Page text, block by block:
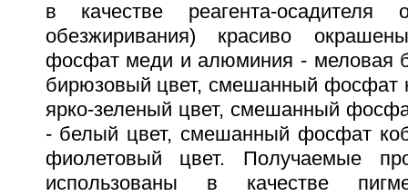
в качестве реагента-осадителя
обезжиривания) красиво
фосфат меди и алюминия - меловая
бирюзовый цвет, смешанный фосфат
ярко-зеленый цвет, смешанный
- белый цвет, смешанный фосфат
фиолетовый цвет. Получаемые
использованы в качестве